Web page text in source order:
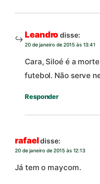
Leandro disse:
20 de janeiro de 2015 às 13:41
Cara, Siloé é a
futebol. Não serve
Responder
rafaeldisse:
20 de janeiro de 2015 às 12:13
Já tem o maycom.